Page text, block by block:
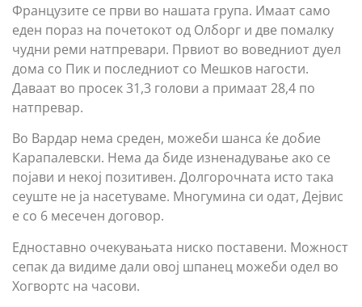
Французите се први во нашата група. Имаат само
еден пораз на почетокот од Олборг и две помалку
чудни реми натпревари. Првиот во воведниот дуел
дома со Пик и последниот со Мешков нагости.
Даваат во просек 31,3 голови а примаат 28,4 по
натпревар.
Во Вардар нема среден, можеби шанса ќе добие
Карапалевски. Нема да биде изненадување ако се
појави и некој позитивен. Долгорочната исто така
сеуште не ја насетуваме. Многумина си одат, Дејвис
е со 6 месечен договор.
Едноставно очекувањата ниско поставени. Можност
сепак да видиме дали овој шпанец можеби одел во
Хогвортс на часови.